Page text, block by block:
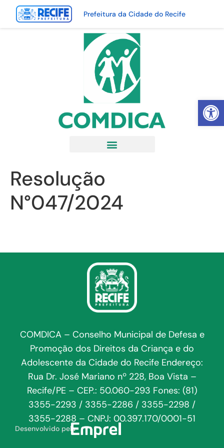
Abrir
Prefeitura da Cidade do Recife
Resolução
N°047/2024
COMDICA – Conselho Municipal de Defesa e
Promoção dos Direitos da Criança e do
Adolescente da Cidade do Recife Endereço:
Rua Dr. José Mariano nº 228, Boa Vista –
Recife/PE – CEP.: 50.060-293 Fones: (81)
3355-2293 / 3355-2286 / 3355-2298 /
3355-2288 – CNPJ: 00.397.170/0001-51
Desenvolvido pela